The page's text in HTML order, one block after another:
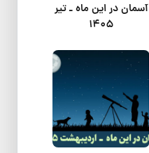
آسمان در این ماه ـ تیر
1405